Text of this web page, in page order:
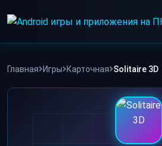
to
ПРИЛОЖЕНИЯ
Главная Игры Карточная Solitaire 3D